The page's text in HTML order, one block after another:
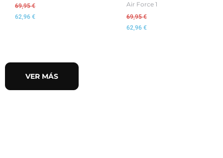
69,95€
62,96 €
Air Force 1
69,95€
62,96 €
VER MÁS